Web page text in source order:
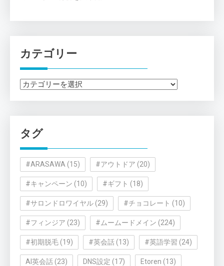
カテゴリー
カ
ー
タグ
#ARASAWA (15) #アウトドア (20)
#キャンペーン (10) #ギフト (18)
#サロンドロワイヤル (29) #チョコレート (10)
#フィンジア (23) #ムームードメイン (224)
#初期脱毛 (19) #英会話 (13) #英語学習 (24)
AI英会話 (23) DNS設定 (17) Etoren (13)